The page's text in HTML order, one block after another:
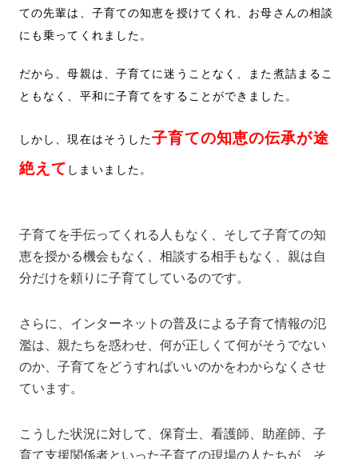
ての先輩は、子育ての知恵を授けてくれ、お母さんの相談
にも乗ってくれました。
だから、母親は、子育てに迷うことなく、また煮詰まるこ
ともなく、平和に子育てをすることができました。
しかし、現在はそうした子育ての知恵の伝承が途
絶えて しまいました。
子育てを手伝ってくれる人もなく、そして子育ての知
恵を授かる機会もなく、相談する相手もなく、親は自
分だけを頼りに子育てしているのです。
さらに、インターネットの普及による子育て情報の氾
濫は、親たちを惑わせ、何が正しくて何がそうでない
のか、子育てをどうすればいいのかをわからなくさせ
ています。
こうした状況に対して、保育士、看護師、助産師、子
育て支援関係者といった子育ての現場の人たちが、そ